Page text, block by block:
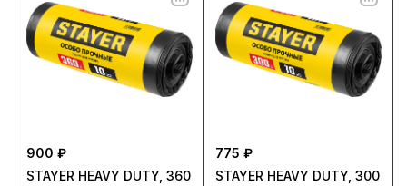
900 ₽
STAYER HEAVY DUTY, 360
775 ₽
STAYER HEAVY DUTY, 300